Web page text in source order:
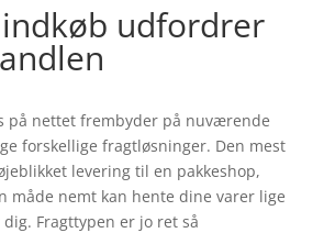
udfordrer
på nettet frembyder på nuværende
forskellige fragtløsninger. Den mest
levering til en pakkeshop,
måde nemt kan hente dine varer lige
Fragttypen er jo ret så